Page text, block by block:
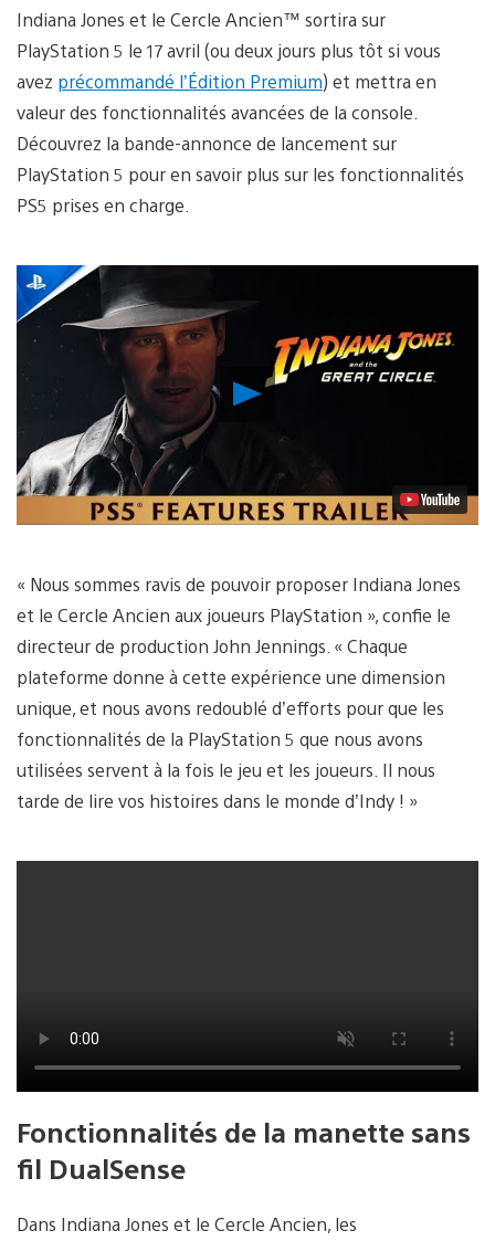
Indiana Jones et le Cercle Ancien™ sortira sur
PlayStation 5 le 17 avril (ou deux jours plus tôt si vous
avez précommandé l’Édition Premium) et mettra en
valeur des fonctionnalités avancées de la console.
Découvrez la bande-annonce de lancement sur
PlayStation 5 pour en savoir plus sur les fonctionnalités
PS5 prises en charge.
Lancer
« Nous sommes ravis de pouvoir proposer Indiana Jones
et le Cercle Ancien aux joueurs PlayStation », confie le
directeur de production John Jennings. « Chaque
plateforme donne à cette expérience une dimension
unique, et nous avons redoublé d’efforts pour que les
fonctionnalités de la PlayStation 5 que nous avons
utilisées servent à la fois le jeu et les joueurs. Il nous
tarde de lire vos histoires dans le monde d’Indy ! »
Fonctionnalités de la manette sans
fil DualSense
Dans Indiana Jones et le Cercle Ancien, les